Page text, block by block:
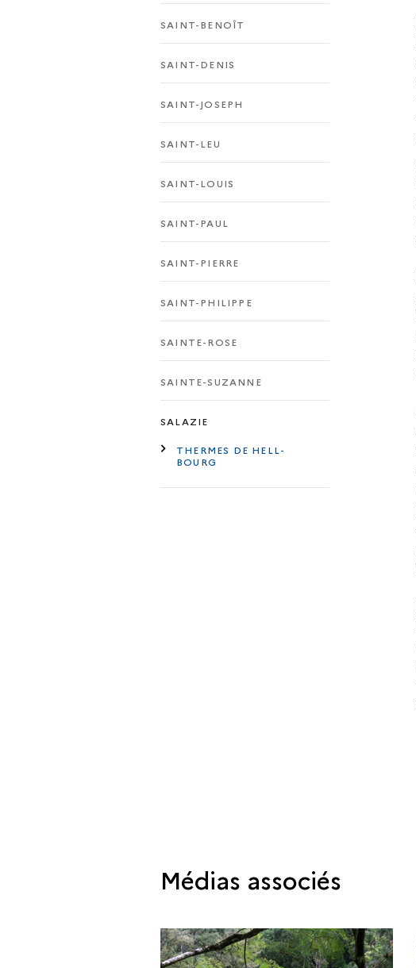
SAINT-BENOÎT
SAINT-DENIS
SAINT-JOSEPH
SAINT-LEU
SAINT-LOUIS
SAINT-PAUL
SAINT-PIERRE
SAINT-PHILIPPE
SAINTE-ROSE
SAINTE-SUZANNE
SALAZIE
THERMES DE HELL-
BOURG
Médias associés